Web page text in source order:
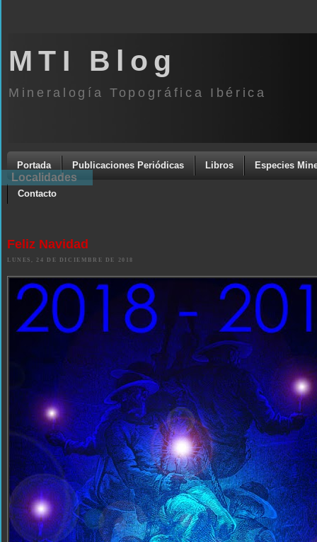
MTI Blog
Mineralogía Topográfica Ibérica
Portada Publicaciones Periódicas Libros Especies
Contacto
Feliz Navidad
LUNES, 24 DE DICIEMBRE DE 2018
Localidades